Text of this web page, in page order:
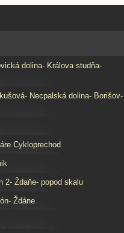
dolina- Králova studňa-
Necpalská dolina- Borišov-
Cykloprechod
2- Ždaňe- popod skalu
Ždáne